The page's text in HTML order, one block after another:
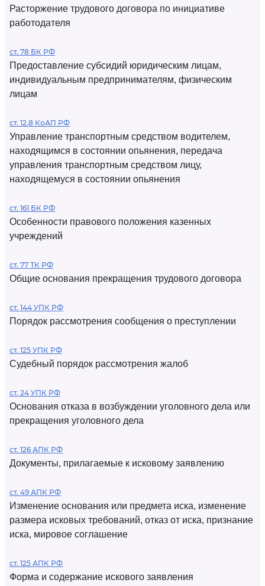
Расторжение трудового договора по инициативе
работодателя
ст. 78 БК РФ
Предоставление субсидий юридическим лицам,
индивидуальным предпринимателям, физическим
лицам
ст. 12.8 КоАП РФ
Управление транспортным средством водителем,
находящимся в состоянии опьянения, передача
управления транспортным средством лицу,
находящемуся в состоянии опьянения
ст. 161 БК РФ
Особенности правового положения казенных
учреждений
ст. 77 ТК РФ
Общие основания прекращения трудового договора
ст. 144 УПК РФ
Порядок рассмотрения сообщения о преступлении
ст. 125 УПК РФ
Судебный порядок рассмотрения жалоб
ст. 24 УПК РФ
Основания отказа в возбуждении уголовного дела или
прекращения уголовного дела
ст. 126 АПК РФ
Документы, прилагаемые к исковому заявлению
ст. 49 АПК РФ
Изменение основания или предмета иска, изменение
размера исковых требований, отказ от иска, признание
иска, мировое соглашение
ст. 125 АПК РФ
Форма и содержание искового заявления